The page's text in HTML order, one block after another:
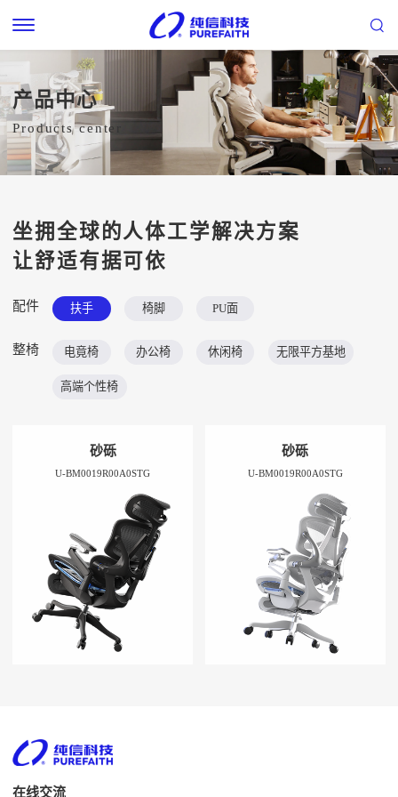
产品中心
Products center
坐拥全球的人体工学解决方案
让舒适有据可依
配件 扶手 椅脚 PU面
整椅 电竟椅 办公椅 休闲椅 无限平方基地
高端个性椅
砂砾
U-BM0019R00A0STG
砂砾
U-BM0019R00A0STG
在线交流